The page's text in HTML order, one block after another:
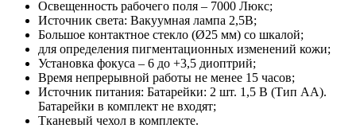
Освещенность рабочего поля – 7000 Люкс;
Источник света: Вакуумная лампа 2,5В;
Большое контактное стекло (Ø25 мм) со шкалой;
для определения пигментационных изменений кожи;
Установка фокуса – 6 до +3,5 диоптрий;
Время непрерывной работы не менее 15 часов;
Источник питания: Батарейки: 2 шт. 1,5 B (Тип АА).
Батарейки в комплект не входят;
Тканевый чехол в комплекте.